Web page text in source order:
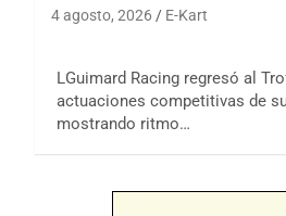
4 agosto, 2026 E-Kart
LGuimard Racing regresó al
actuaciones competitivas de
mostrando ritmo…